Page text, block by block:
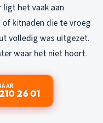
ligt het vaak aan
of kitnaden die te vroeg
volledig was uitgezet.
waar het niet hoort.
26 01